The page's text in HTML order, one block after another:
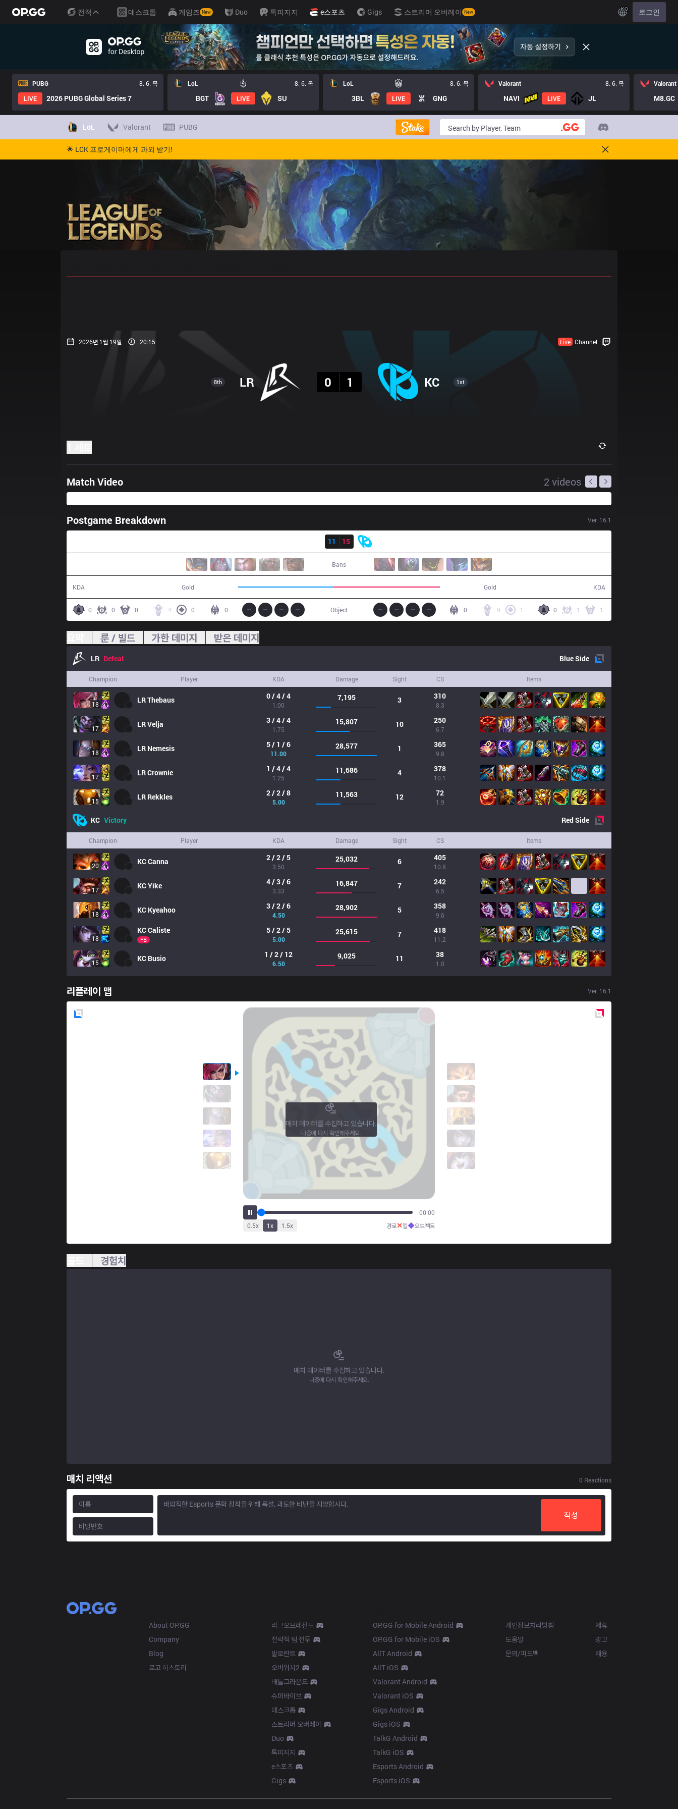
전적 데스크톱 게임즈 New Duo 톡피지지 e스포츠 Gigs 스트리머 오버레이 New KO 로그인
PUBG
8. 6. 목
LIVE
2026 PUBG Global Series 7
LoL 8. 6. 목
BGT LIVE SU
LoL 8. 6. 목
3BL LIVE GNG
Valorant 8. 6. 목
NAVI LIVE JL
Valorant
M8.GC
LoL Valorant PUBG
🌟 LCK 프로게이머에게 과외 받기!
2026년 1월 19일 20:15 Live Channel
8th LR
0
1 KC 1st
Match Video 2 videos
Postgame Breakdown Ver. 16.1
11
15
Bans
KDA Gold Gold KDA
0 0 0 4 0 0 0 1 1
9 1
0
Object
룬 / 빌드 가한 데미지 받은 데미지
LR Defeat BlueSide
Champion Player KDA Damage Sight CS Items
18 LRThebaus 0 / 4 / 4
1.00
7,195 3 310
8.3
17 LRVelja 3 / 4 / 4
1.75
15,807 10 250
6.7
18 LR Nemesis 5 / 1 / 6
11.00
28,577 1 365
9.8
17 LRCrownie 1 / 4 / 4
1.25
11,686 4 378
10.1
15 LR Rekkles 2 / 2 / 8
5.00
11,563 12 72
1.9
KC Victory RedSide
Champion Player KDA Damage Sight CS Items
20 KCCanna 2 / 2 / 5
3.50
25,032 6 405
10.8
17 KCYike 4 / 3 / 6
3.33
16,847 7 242
6.5
18 KC Kyeahoo 3 / 2 / 6
4.50
28,902 5 358
9.6
18
KCCaliste
FB
5 / 2 / 5
5.00
25,615 7 418
11.2
15 KC Busio 1 / 2 / 12
6.50
9,025 11 38
1.0
리플레이 맵 Ver. 16.1
00:00
0.5x 1x 1.5x 경로✕킬◆오브젝트
매치 데이터를 수집하고 있습니다.
나중에 다시 확인해주세요.
경험치
매치 데이터를 수집하고 있습니다.
나중에 다시 확인해주세요.
매치 리액션 0 Reactions
작성
About OP.GG
Company
Blog
로고 히스토리
리그오브레전드
전략적 팀 전투
발로란트
오버워치2
배틀그라운드
슈퍼바이브
데스크톱
스트리머 오버레이
Duo
톡피지지
e스포츠
Gigs
OP.GG for Mobile Android
OP.GG for Mobile iOS
AllT Android
AllT iOS
Valorant Android
Valorant iOS
Gigs Android
Gigs iOS
TalkG Android
TalkG iOS
Esports Android
Esports iOS
개인정보처리방침
도움말
문의/피드백
제휴
광고
채용